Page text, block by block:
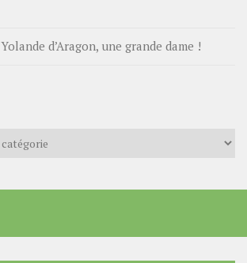
Yolande d’Aragon, une grande dame !